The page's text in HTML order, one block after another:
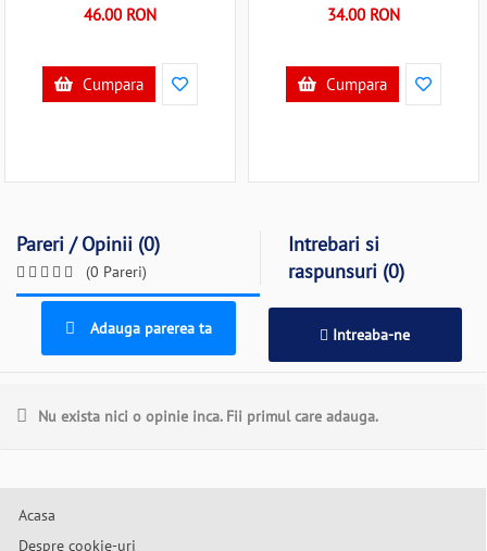
46.00 RON
Cumpara
34.00 RON
Cumpara
Pareri / Opinii (0)
(0 Pareri)
Intrebari si
raspunsuri (0)
Adauga parerea ta Intreaba-ne
Nu exista nici o opinie inca. Fii primul care adauga.
Acasa
Despre cookie-uri